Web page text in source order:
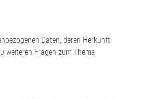
Daten, deren Herkunft
weiteren Fragen zum Thema